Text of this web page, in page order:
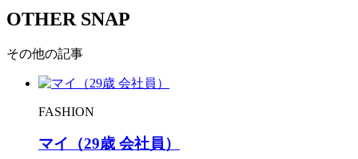
OTHER SNAP
その他の記事
FASHION
マイ（29歳 会社員）